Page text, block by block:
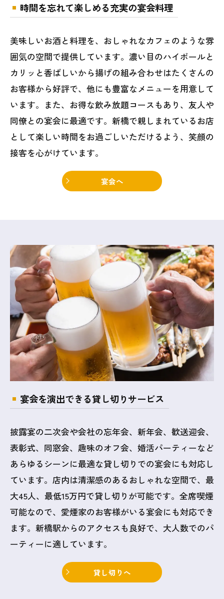
時間を忘れて楽しめる充実の宴会料理
美味しいお酒と料理を、おしゃれなカフェのような雰
囲気の空間で提供しています。濃い目のハイボールと
カリッと香ばしいから揚げの組み合わせはたくさんの
お客様から好評で、他にも豊富なメニューを用意して
います。また、お得な飲み放題コースもあり、友人や
同僚との宴会に最適です。新橋で親しまれているお店
として楽しい時間をお過ごしいただけるよう、笑顔の
接客を心がけています。
宴会へ
宴会を演出できる貸し切りサービス
披露宴の二次会や会社の忘年会、新年会、歓送迎会、
表彰式、同窓会、趣味のオフ会、婚活パーティーなど
あらゆるシーンに最適な貸し切りでの宴会にも対応し
ています。店内は清潔感のあるおしゃれな空間で、最
大45人、最低15万円で貸し切りが可能です。全席喫煙
可能なので、愛煙家のお客様がいる宴会にも対応でき
ます。新橋駅からのアクセスも良好で、大人数でのパ
ーティーに適しています。
貸し切りへ